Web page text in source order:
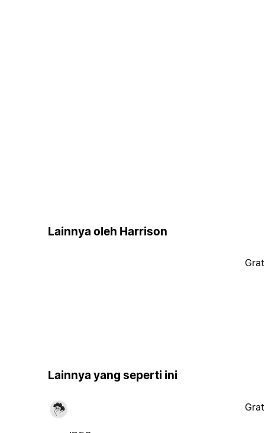
Lainnya oleh Harrison
Lainnya yang seperti ini